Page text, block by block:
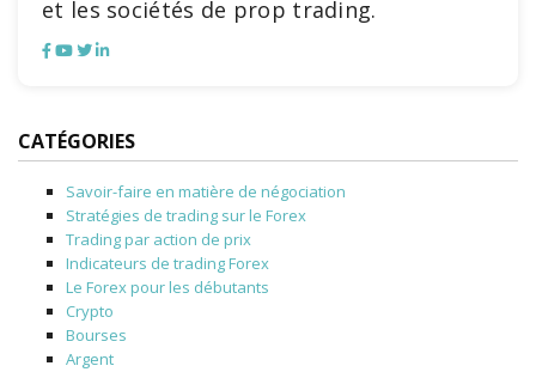
et les sociétés de prop trading.
CATÉGORIES
Savoir-faire en matière de négociation
Stratégies de trading sur le Forex
Trading par action de prix
Indicateurs de trading Forex
Le Forex pour les débutants
Crypto
Bourses
Argent